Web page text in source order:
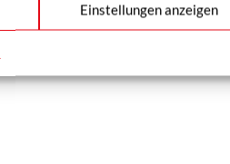
Einstellungen anzeigen